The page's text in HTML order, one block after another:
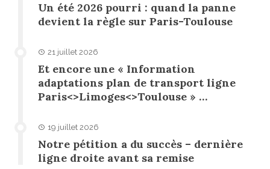
Un été 2026 pourri : quand la panne
devient la règle sur Paris-Toulouse
21 juillet 2026
Et encore une « Information
adaptations plan de transport ligne
Paris<>Limoges<>Toulouse » …
19 juillet 2026
Notre pétition a du succès – dernière
ligne droite avant sa remise